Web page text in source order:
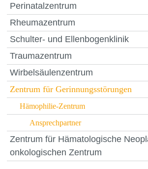
Perinatalzentrum
Rheumazentrum
Schulter- und Ellenbogenklinik
Traumazentrum
Wirbelsäulenzentrum
Zentrum für Gerinnungsstörungen
Hämophilie-Zentrum
Ansprechpartner
Zentrum für Hämatologische
onkologischen Zentrum